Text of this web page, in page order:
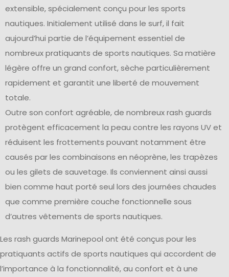
extensible, spécialement conçu pour les sports
nautiques. Initialement utilisé dans le surf, il fait
aujourd’hui partie de l’équipement essentiel de
nombreux pratiquants de sports nautiques. Sa matière
légère offre un grand confort, sèche particulièrement
rapidement et garantit une liberté de mouvement
totale.
Outre son confort agréable, de nombreux rash guards
protègent efficacement la peau contre les rayons UV et
réduisent les frottements pouvant notamment être
causés par les combinaisons en néoprène, les trapèzes
ou les gilets de sauvetage. Ils conviennent ainsi aussi
bien comme haut porté seul lors des journées chaudes
que comme première couche fonctionnelle sous
d’autres vêtements de sports nautiques.
Les rash guards Marinepool ont été conçus pour les
pratiquants actifs de sports nautiques qui accordent de
l’importance à la fonctionnalité, au confort et à une